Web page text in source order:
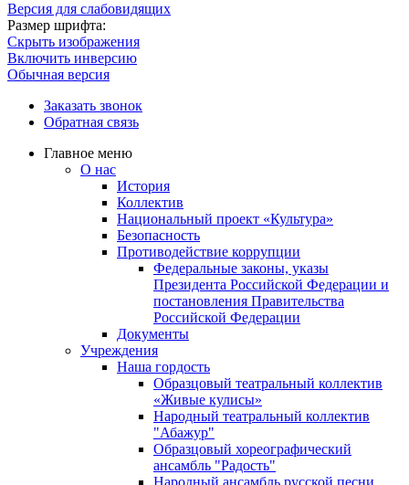
Версия для слабовидящих
Размер шрифта:
Скрыть изображения
Включить инверсию
Обычная версия
Заказать звонок
Обратная связь
Главное меню
О нас
История
Коллектив
Национальный проект «Культура»
Безопасность
Противодействие коррупции
Федеральные законы, указы
Президента Российской Федерации и
постановления Правительства
Российской Федерации
Документы
Учреждения
Наша гордость
Образцовый театральный коллектив
«Живые кулисы»
Народный театральный коллектив
"Абажур"
Образцовый хореографический
ансамбль "Радость"